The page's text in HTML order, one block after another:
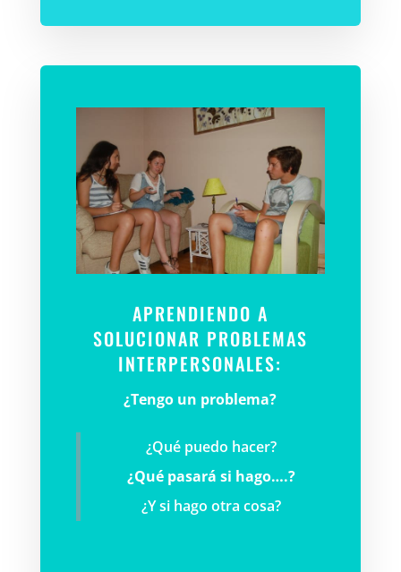
APRENDIENDO A
SOLUCIONAR PROBLEMAS
INTERPERSONALES:
¿Tengo un problema?
¿Qué puedo hacer?
¿Qué pasará si hago….?
¿Y si hago otra cosa?